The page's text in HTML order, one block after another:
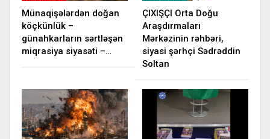
Münaqişələrdən doğan
köçkünlük –
günahkarların sərtləşən
miqrasiya siyasəti –…
ÇIXIŞÇI Orta Doğu
Araşdırmaları
Mərkəzinin rəhbəri,
siyasi şərhçi Sədrəddin
Soltan